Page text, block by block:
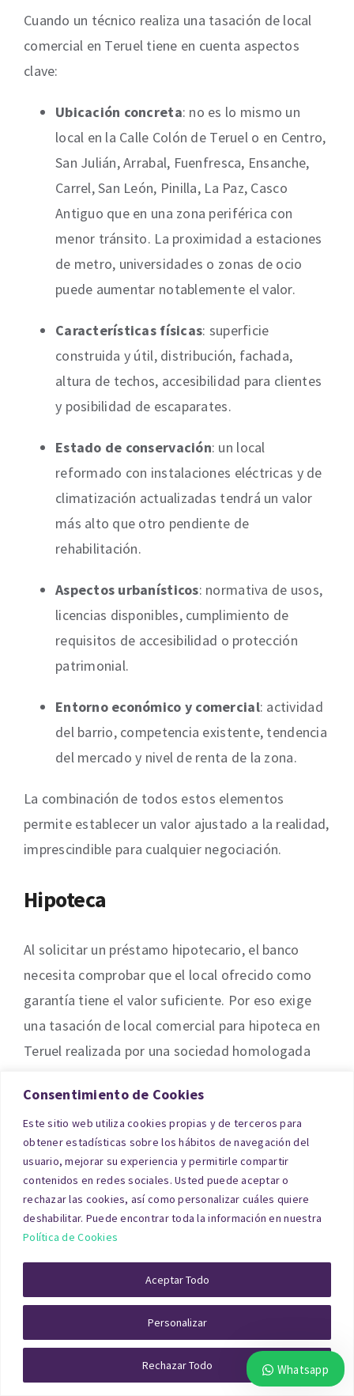
Consentimiento de Cookies
Este sitio web utiliza cookies propias y de terceros para
obtener estadísticas sobre los hábitos de navegación del
usuario, mejorar su experiencia y permitirle compartir
contenidos en redes sociales. Usted puede aceptar o
rechazar las cookies, así como personalizar cuáles quiere
deshabilitar. Puede encontrar toda la información en nuestra
Política de Cookies
Personalizar
Rechazar Todo
Aceptar Todo
Cuando un técnico realiza una tasación de local
comercial en Teruel tiene en cuenta aspectos
clave:
Ubicación concreta: no es lo mismo un
local en la Calle Colón de Teruel o en Centro,
San Julián, Arrabal, Fuenfresca, Ensanche,
Carrel, San León, Pinilla, La Paz, Casco
Antiguo que en una zona periférica con
menor tránsito. La proximidad a estaciones
de metro, universidades o zonas de ocio
puede aumentar notablemente el valor.
Características físicas: superficie
construida y útil, distribución, fachada,
altura de techos, accesibilidad para clientes
y posibilidad de escaparates.
Estado de conservación: un local
reformado con instalaciones eléctricas y de
climatización actualizadas tendrá un valor
más alto que otro pendiente de
rehabilitación.
Aspectos urbanísticos: normativa de usos,
licencias disponibles, cumplimiento de
requisitos de accesibilidad o protección
patrimonial.
Entorno económico y comercial: actividad
del barrio, competencia existente, tendencia
del mercado y nivel de renta de la zona.
La combinación de todos estos elementos
permite establecer un valor ajustado a la realidad,
imprescindible para cualquier negociación.
Hipoteca
Al solicitar un préstamo hipotecario, el banco
necesita comprobar que el local ofrecido como
garantía tiene el valor suficiente. Por eso exige
una tasación de local comercial para hipoteca en
Teruel realizada por una sociedad homologada
El tasador visita el inmueble, mide superficies,
revisa la documentación registral y aplica
métodos de comparación con inmuebles Whatsapp